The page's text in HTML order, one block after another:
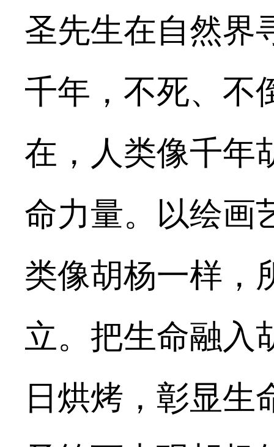
圣先生在自然界
千年，不死、不
在，人类像千年
命力量。以绘画
类像胡杨一样，
立。把生命融入
日烘烤，彰显生